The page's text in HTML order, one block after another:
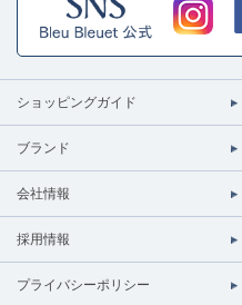
ショッピングガイド
ブランド
会社情報
採用情報
プライバシーポリシー